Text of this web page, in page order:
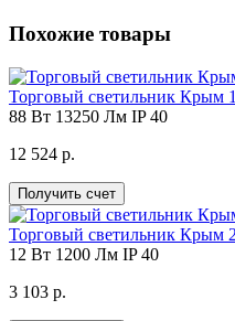
Похожие товары
Торговый светильник Крым
88 Вт 13250 Лм IP 40
12 524 р.
Получить счет
Торговый светильник Крым
12 Вт 1200 Лм IP 40
3 103 р.